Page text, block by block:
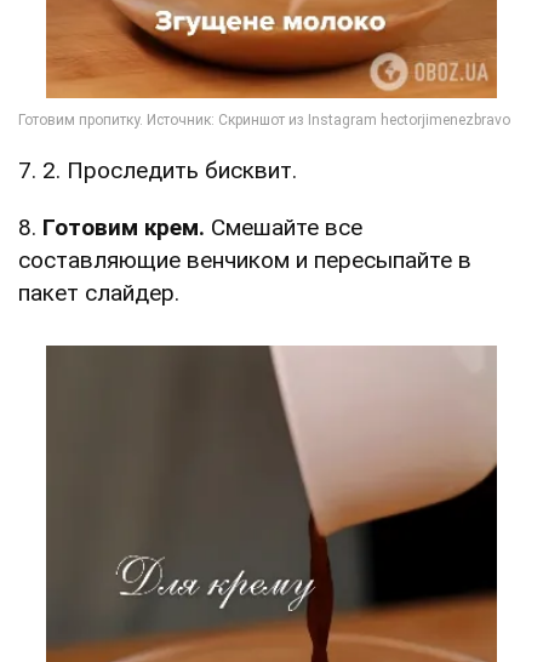
7. 2. Проследить бисквит.
8. Готовим крем. Смешайте все
составляющие венчиком и пересыпайте в
пакет слайдер.